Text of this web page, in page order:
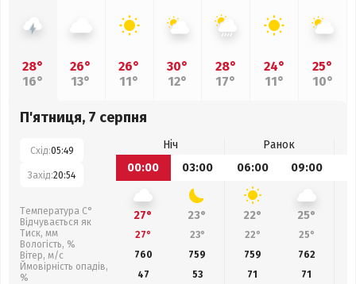
28°
16°
26°
13°
26°
11°
30°
12°
28°
17°
24°
11°
25°
10°
П'ятниця, 7 серпня
Схід:05:49
Захід:20:54
Температура С°
Відчувається як
Тиск, мм
Вологість, %
Вітер, м/с
Ймовірність опадів,
%
Ніч
Ранок
00:00
03:00 06:00 09:00
27° 23° 22° 25°
27° 23° 22° 25°
760
759 759 762
47
53 71 71